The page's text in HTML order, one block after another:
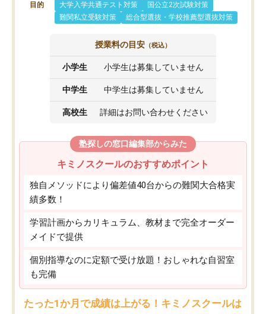
目的 大学入学共通テスト対策
国公立2次試験対策
難関私立受験対策
総合型選抜・学校推薦型選抜対策
授業料の目安 （税込）
小学生 小学生は募集していません
中学生 中学生は募集していません
高校生 詳細はお問い合わせください
塾探しの窓口編集部からみた
キミノスクールのおすすめポイント
独自メソッドにより偏差値40台からの難関大合格実
績多数！
学習計画からカリキュラム、教材まで完全オーダー
メイドで提供
個別指導なのに定額で受け放題！おしゃれな自習室
も完備
たった1か月で成績は上がる！キミノスクールは